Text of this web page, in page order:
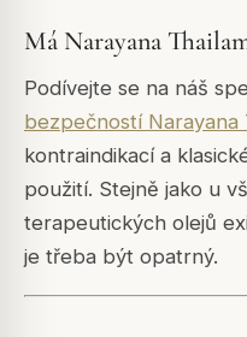
Má Narayana
Podívejte se na náš
bezpečností Narayana
kontraindikací a
použití. Stejně jako u
terapeutických olejů
je třeba být opatrný.